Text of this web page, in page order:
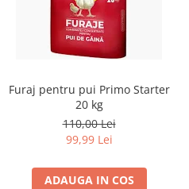
Furaj pentru pui Primo Starter
20 kg
110,00 Lei
99,99 Lei
ADAUGA IN COS